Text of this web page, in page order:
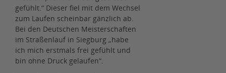
gefühlt.“ Dieser fiel mit dem Wechsel
zum Laufen scheinbar gänzlich ab.
Bei den Deutschen Meisterschaften
im Straßenlauf in Siegburg „habe
ich mich erstmals frei gefühlt und
bin ohne Druck gelaufen“.